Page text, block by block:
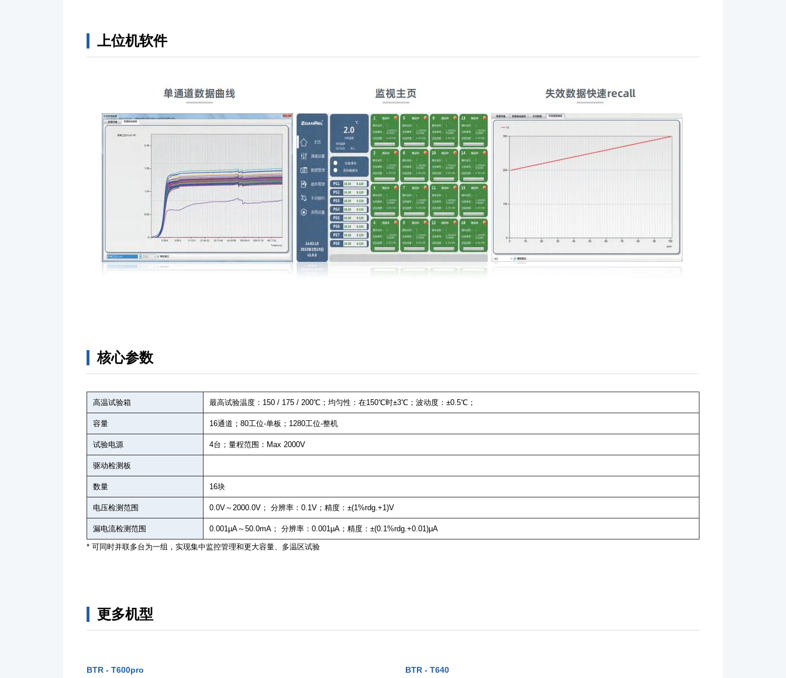
上位机软件
核心参数
高温试验箱 最高试验温度：150 / 175 / 200℃；均匀性：在150℃时±3℃；波动度：±0.5℃；
容量 16通道；80工位-单板；1280工位-整机
试验电源 4台；量程范围：Max 2000V
驱动检测板
数量 16块
电压检测范围 0.0V～2000.0V； 分辨率：0.1V；精度：±(1%rdg.+1)V
漏电流检测范围 0.001μA～50.0mA； 分辨率：0.001μA；精度：±(0.1%rdg.+0.01)μA
* 可同时并联多台为一组，实现集中监控管理和更大容量、多温区试验
更多机型
BTR - T600pro BTR - T640